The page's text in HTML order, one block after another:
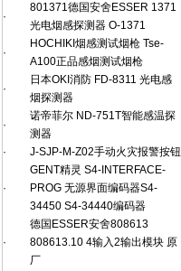
·
801371德国安舍ESSER 1371
光电烟感探测器 O-1371
·
HOCHIKI烟感测试烟枪 Tse-
A100正品感烟测试烟枪
·
日本OKI消防 FD-8311 光电感
烟探测器
·
诺帝菲尔 ND-751T智能感温探
测器
·
J-SJP-M-Z02手动火灾报警按钮
·
GENT精灵 S4-INTERFACE-
PROG 无源界面编码器S4-
34450 S4-34440编码器
·
德国ESSER安舍808613
808613.10 4输入2输出模块 原
厂